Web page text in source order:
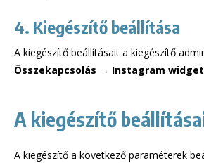
4. Kiegészítő beállítása
A kiegészítő beállításait a kiegészítő
Összekapcsolás → Instagram
A kiegészítő
A kiegészítő a következő paraméterek